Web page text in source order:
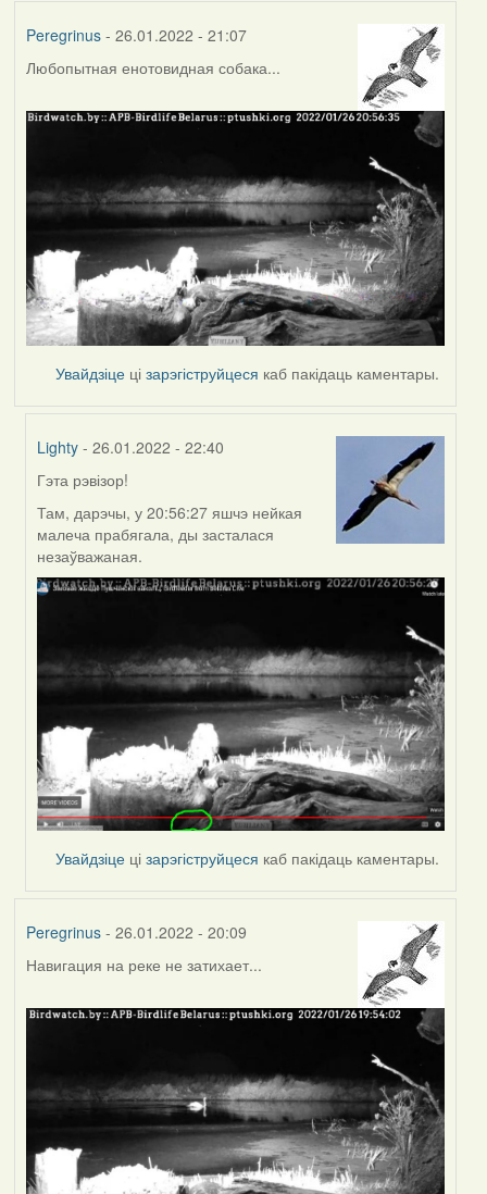
Peregrinus- 26.01.2022 - 21:07
Любопытная енотовидная собака...
Увайдзіце цізарэгіструйцеся каб пакідаць каментары.
Lighty - 26.01.2022 - 22:40
In
reply
to
by
Peregrinus
Гэта рэвізор!
Там, дарэчы, у 20:56:27 яшчэ нейкая
малеча прабягала, ды засталася
незаўважаная.
Увайдзіце цізарэгіструйцеся каб пакідаць каментары.
Peregrinus- 26.01.2022 - 20:09
Навигация на реке не затихает...